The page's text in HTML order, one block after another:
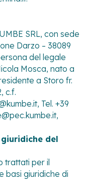
SRL, con sede
Darzo – 38089
del legale
Mosca, nato a
a Storo fr.
c.f.
Tel. +39
del
trattati per il
basi giuridiche di